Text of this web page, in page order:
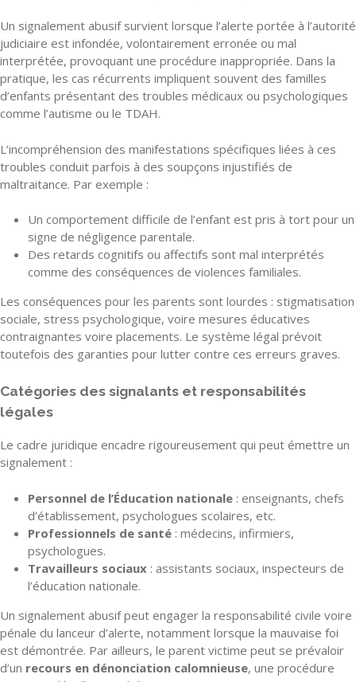
Un signalement abusif survient lorsque l’alerte portée à l’autorité
judiciaire est infondée, volontairement erronée ou mal
interprétée, provoquant une procédure inappropriée. Dans la
pratique, les cas récurrents impliquent souvent des familles
d’enfants présentant des troubles médicaux ou psychologiques
comme l’autisme ou le TDAH.
L’incompréhension des manifestations spécifiques liées à ces
troubles conduit parfois à des soupçons injustifiés de
maltraitance. Par exemple :
Un comportement difficile de l’enfant est pris à tort pour un
signe de négligence parentale.
Des retards cognitifs ou affectifs sont mal interprétés
comme des conséquences de violences familiales.
Les conséquences pour les parents sont lourdes : stigmatisation
sociale, stress psychologique, voire mesures éducatives
contraignantes voire placements. Le système légal prévoit
toutefois des garanties pour lutter contre ces erreurs graves.
Catégories des signalants et responsabilités
légales
Le cadre juridique encadre rigoureusement qui peut émettre un
signalement :
Personnel de l’Éducation nationale : enseignants, chefs
d’établissement, psychologues scolaires, etc.
Professionnels de santé : médecins, infirmiers,
psychologues.
Travailleurs sociaux : assistants sociaux, inspecteurs de
l’éducation nationale.
Un signalement abusif peut engager la responsabilité civile voire
pénale du lanceur d’alerte, notamment lorsque la mauvaise foi
est démontrée. Par ailleurs, le parent victime peut se prévaloir
d’un recours en dénonciation calomnieuse, une procédure